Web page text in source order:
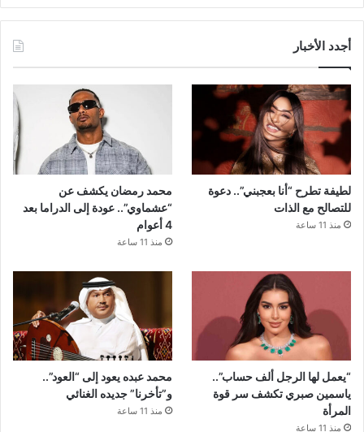
أجدد الأخبار
لطيفة تطرح “أنا بعجبني”.. دعوة
للتصالح مع الذات
منذ 11 ساعة
محمد رمضان يكشف عن
“عشماوي”.. عودة إلى الدراما بعد
4 أعوام
منذ 11 ساعة
“يعمل لها الرجل ألف حساب”..
ياسمين صبري تكشف سر قوة
المرأة
منذ 11 ساعة
محمد عبده يعود إلى “العود”..
و”تأخرنا” جديده الغنائي
منذ 11 ساعة